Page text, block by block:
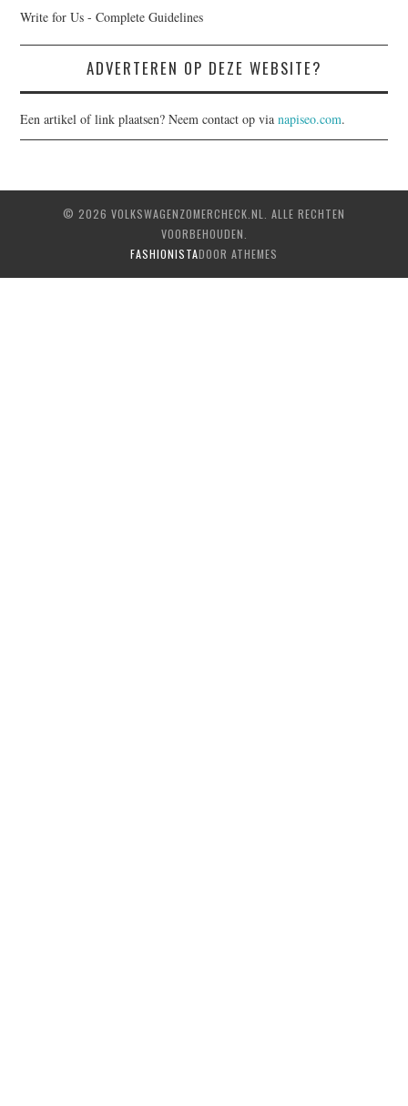
Write for Us - Complete Guidelines
ADVERTEREN OP DEZE WEBSITE?
Een artikel of link plaatsen? Neem contact op vianapiseo.com.
© 2026 VOLKSWAGENZOMERCHECK.NL. ALLE RECHTEN
VOORBEHOUDEN.
FASHIONISTADOOR ATHEMES